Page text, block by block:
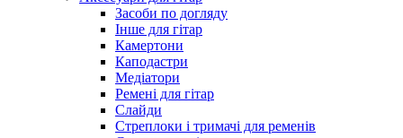
Засоби по догляду
Інше для гітар
Камертони
Каподастри
Медіатори
Ремені для гітар
Слайди
Стреплоки і тримачі для ременів